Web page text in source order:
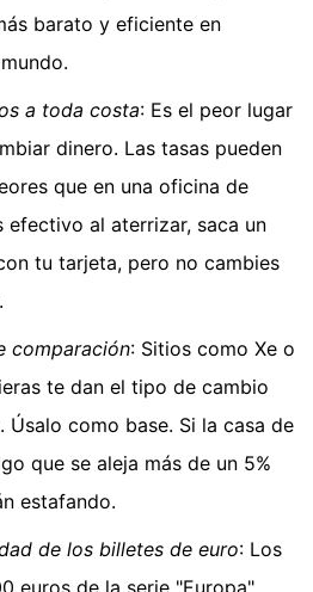
barato y eficiente en
a toda costa: Es el peor lugar
dinero. Las tasas pueden
que en una oficina de
efectivo al aterrizar, saca un
tu tarjeta, pero no cambies
comparación: Sitios como Xe o
te dan el tipo de cambio
Úsalo como base. Si la casa de
que se aleja más de un 5%
estafando.
de los billetes de euro: Los